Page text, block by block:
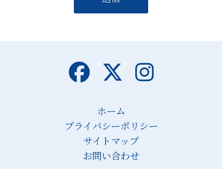
ホーム
プライバシーポリシー
サイトマップ
お問い合わせ